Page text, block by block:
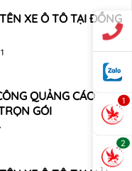
ĐỒNG
CÁO
GÓI
1
2